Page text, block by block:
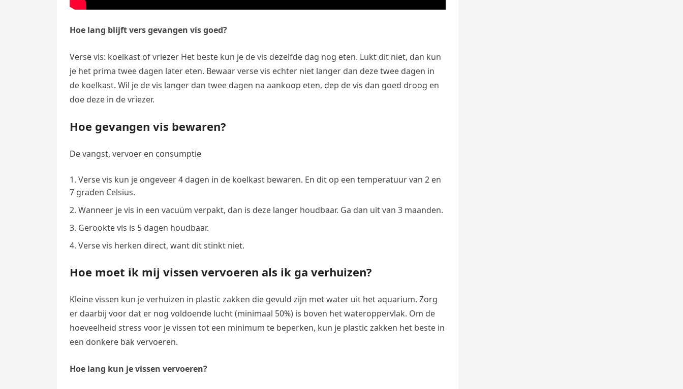
Hoe lang blijft vers gevangen vis goed?
Verse vis: koelkast of vriezer Het beste kun je de vis dezelfde dag nog eten. Lukt dit niet, dan kun
je het prima twee dagen later eten. Bewaar verse vis echter niet langer dan deze twee dagen in
de koelkast. Wil je de vis langer dan twee dagen na aankoop eten, dep de vis dan goed droog en
doe deze in de vriezer.
Hoe gevangen vis bewaren?
De vangst, vervoer en consumptie
Verse vis kun je ongeveer 4 dagen in de koelkast bewaren. En dit op een temperatuur van 2 en
7 graden Celsius.
Wanneer je vis in een vacuüm verpakt, dan is deze langer houdbaar. Ga dan uit van 3 maanden.
Gerookte vis is 5 dagen houdbaar.
Verse vis herken direct, want dit stinkt niet.
Hoe moet ik mij vissen vervoeren als ik ga verhuizen?
Kleine vissen kun je verhuizen in plastic zakken die gevuld zijn met water uit het aquarium. Zorg
er daarbij voor dat er nog voldoende lucht (minimaal 50%) is boven het wateroppervlak. Om de
hoeveelheid stress voor je vissen tot een minimum te beperken, kun je plastic zakken het beste in
een donkere bak vervoeren.
Hoe lang kun je vissen vervoeren?